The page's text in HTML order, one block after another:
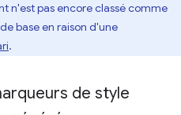
n'est pas encore classé comme
base en raison d'une
.
de style